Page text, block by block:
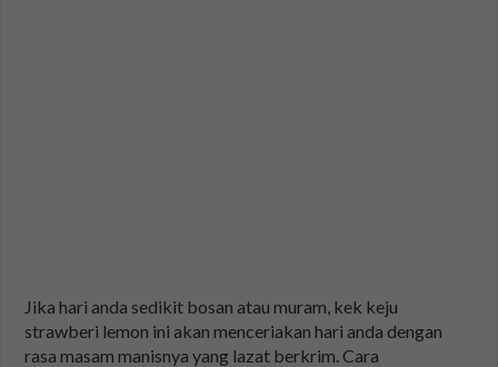
Jika hari anda sedikit bosan atau muram, kek keju
strawberi lemon ini akan menceriakan hari anda dengan
rasa masam manisnya yang lazat berkrim. Cara